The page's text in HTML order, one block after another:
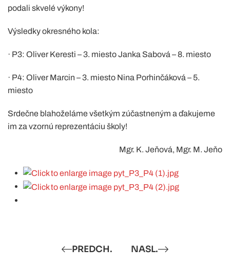
podali skvelé výkony!
Výsledky okresného kola:
· P3: Oliver Keresti – 3. miesto Janka Sabová – 8. miesto
· P4: Oliver Marcin – 3. miesto Nina Porhinčáková – 5.
miesto
Srdečne blahoželáme všetkým zúčastneným a ďakujeme
im za vzornú reprezentáciu školy!
Mgr. K. Jeňová, Mgr. M. Jeňo
PREDCH. NASL.